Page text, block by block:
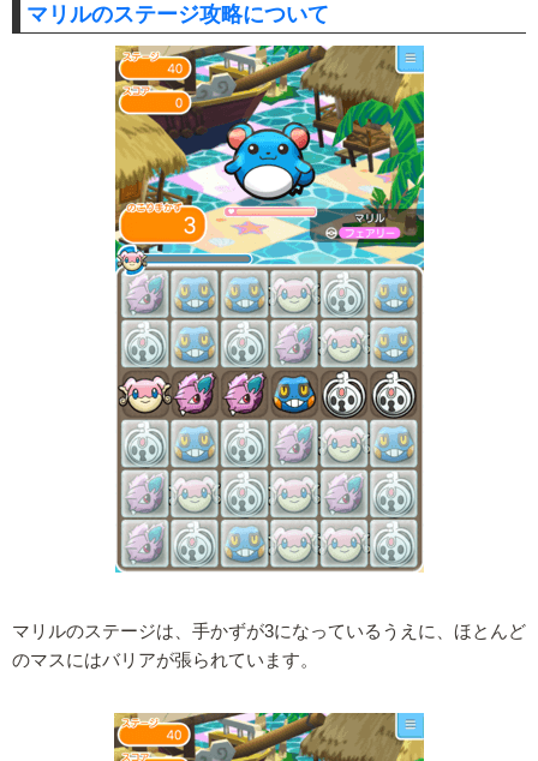
マリルのステージ攻略について
マリルのステージは、手かずが3になっているうえに、ほとんど
のマスにはバリアが張られています。